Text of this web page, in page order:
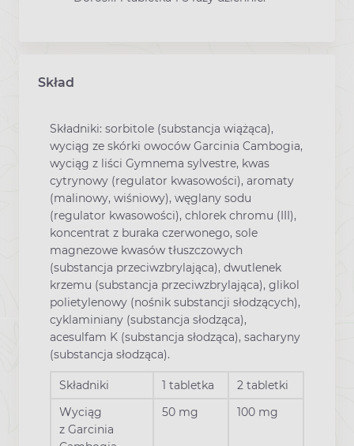
Skład
Składniki: sorbitole (substancja wiążąca),
wyciąg ze skórki owoców Garcinia Cambogia,
wyciąg z liści Gymnema sylvestre, kwas
cytrynowy (regulator kwasowości), aromaty
(malinowy, wiśniowy), węglany sodu
(regulator kwasowości), chlorek chromu (III),
koncentrat z buraka czerwonego, sole
magnezowe kwasów tłuszczowych
(substancja przeciwzbrylająca), dwutlenek
krzemu (substancja przeciwzbrylająca), glikol
polietylenowy (nośnik substancji słodzących),
cyklaminiany (substancja słodząca),
acesulfam K (substancja słodząca), sacharyny
(substancja słodząca).
Składniki 1 tabletka
2 tabletki
Wyciąg
z Garcinia
50 mg 100 mg